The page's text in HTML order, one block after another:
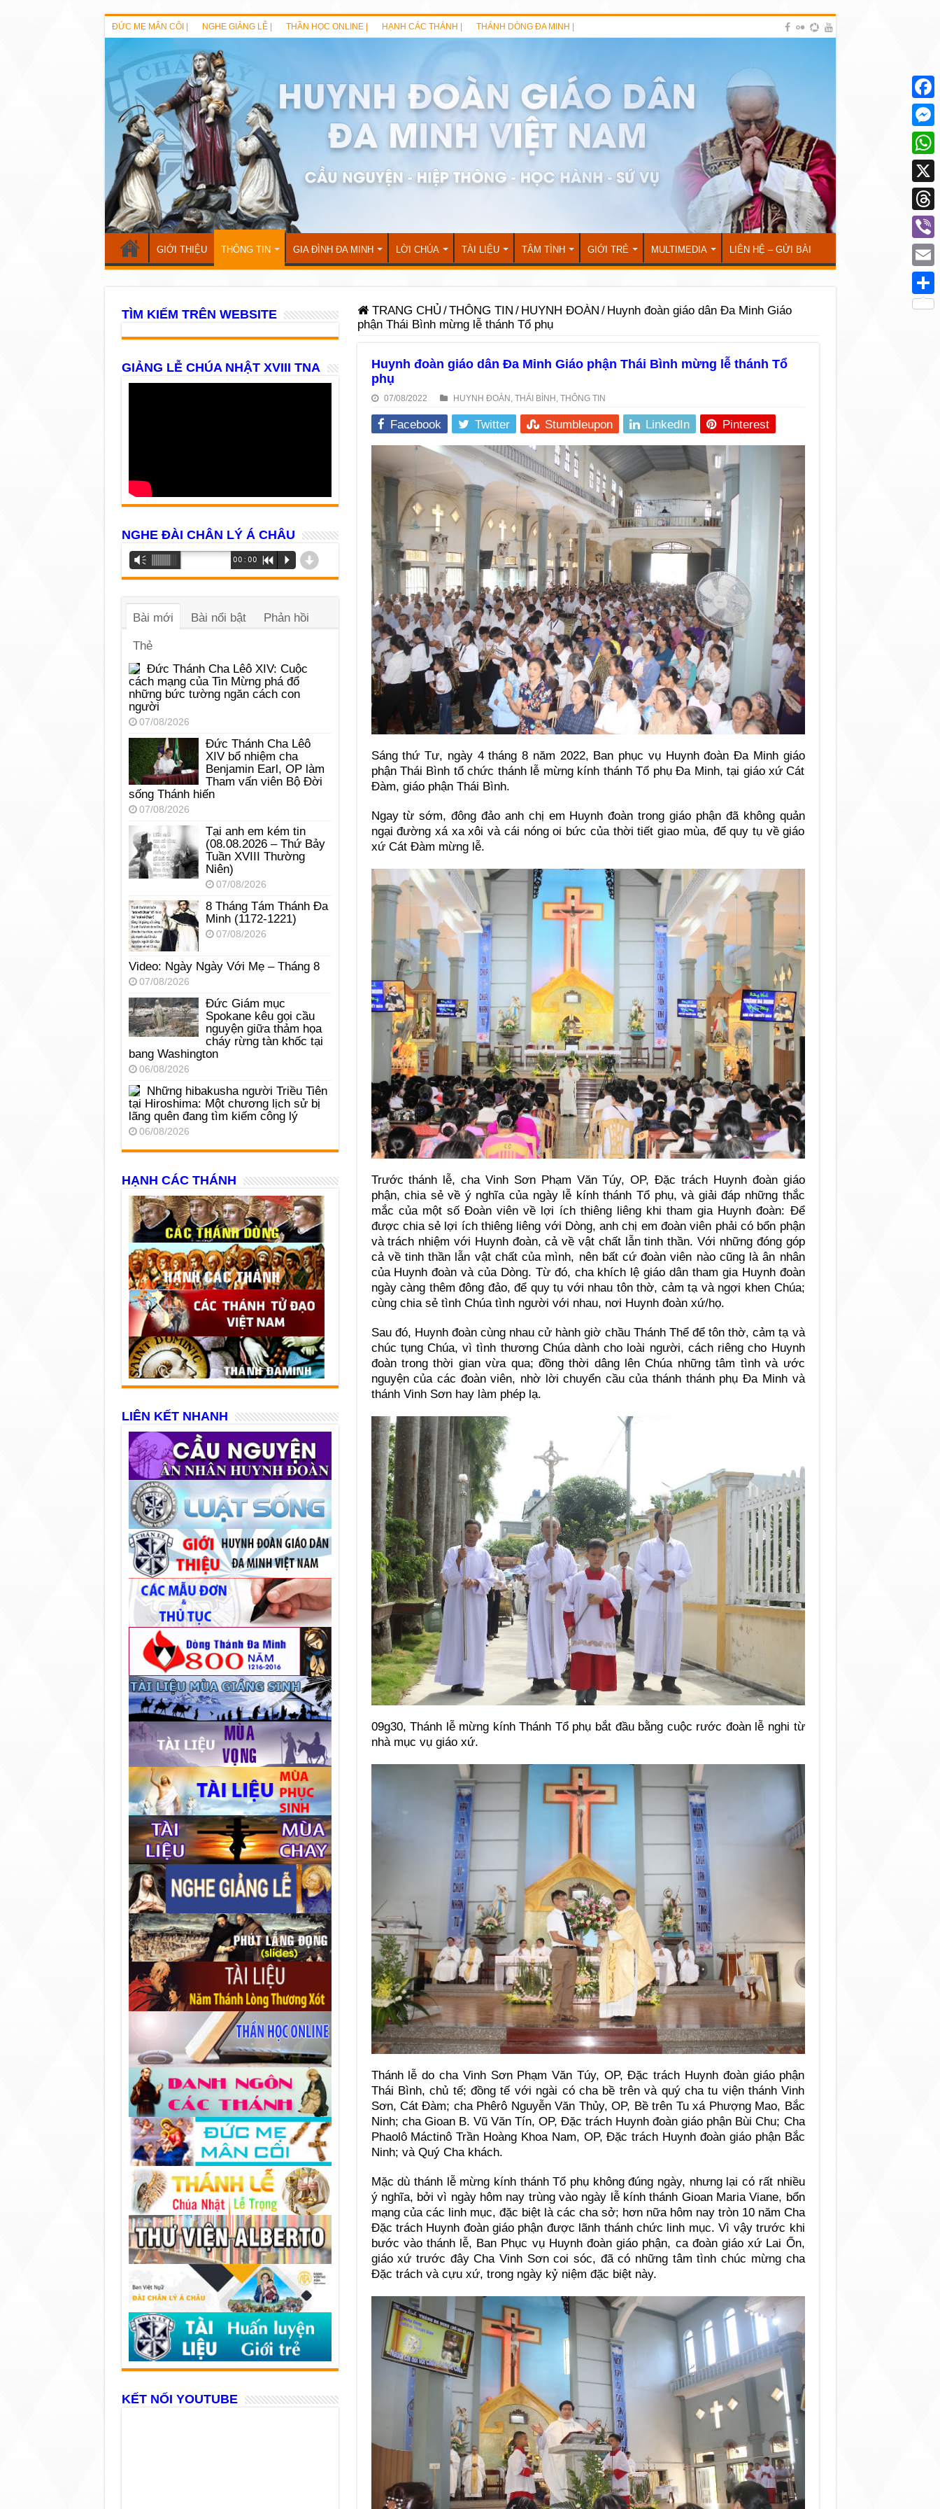
ĐỨC MẸ MÂN CÔI | NGHE GIẢNG LỄ | THẦN HỌC ONLINE | HẠNH CÁC THÁNH | THÁNH DÒNG ĐA MINH |
GIỚI THIỆU THÔNG TIN GIA ĐÌNH ĐA MINH LỜI CHÚA TÀI LIỆU TÂM TÌNH GIỚI TRẺ MULTIMEDIA LIÊN HỆ – GỬI BÀI
TRANG CHỦ /THÔNG TIN / HUYNH ĐOÀN / Huynh đoàn giáo dân Đa Minh Giáo
phận Thái Bình mừng lễ thánh Tổ phụ
Huynh đoàn giáo dân Đa Minh Giáo phận Thái Bình mừng lễ thánh Tổ
phụ
07/08/2022 HUYNH ĐOÀN , THÁI BÌNH , THÔNG TIN
Facebook Twitter Stumbleupon LinkedIn Pinterest
Sáng thứ Tư, ngày 4 tháng 8 năm 2022, Ban phục vụ Huynh đoàn Đa Minh giáo
phận Thái Bình tổ chức thánh lễ mừng kính thánh Tổ phụ Đa Minh, tại giáo xứ Cát
Đàm, giáo phận Thái Bình.
Ngay từ sớm, đông đảo anh chị em Huynh đoàn trong giáo phận đã không quản
ngại đường xá xa xôi và cái nóng oi bức của thời tiết giao mùa, để quy tụ về giáo
xứ Cát Đàm mừng lễ.
Trước thánh lễ, cha Vinh Sơn Phạm Văn Túy, OP, Đặc trách Huynh đoàn giáo
phận, chia sẻ về ý nghĩa của ngày lễ kính thánh Tổ phụ, và giải đáp những thắc
mắc của một số Đoàn viên về lợi ích thiêng liêng khi tham gia Huynh đoàn: Để
được chia sẻ lợi ích thiêng liêng với Dòng, anh chị em đoàn viên phải có bổn phận
và trách nhiệm với Huynh đoàn, cả về vật chất lẫn tinh thần. Với những đóng góp
cả về tinh thần lẫn vật chất của mình, nên bất cứ đoàn viên nào cũng là ân nhân
của Huynh đoàn và của Dòng. Từ đó, cha khích lệ giáo dân tham gia Huynh đoàn
ngày càng thêm đông đảo, để quy tụ với nhau tôn thờ, cảm tạ và ngợi khen Chúa;
cùng chia sẻ tình Chúa tình người với nhau, nơi Huynh đoàn xứ/họ.
Sau đó, Huynh đoàn cùng nhau cử hành giờ chầu Thánh Thể để tôn thờ, cảm tạ và
chúc tụng Chúa, vì tình thương Chúa dành cho loài người, cách riêng cho Huynh
đoàn trong thời gian vừa qua; đồng thời dâng lên Chúa những tâm tình và ước
nguyện của các đoàn viên, nhờ lời chuyển cầu của thánh thánh phụ Đa Minh và
thánh Vinh Sơn hay làm phép lạ.
09g30, Thánh lễ mừng kính Thánh Tổ phụ bắt đầu bằng cuộc rước đoàn lễ nghi từ
nhà mục vụ giáo xứ.
Thánh lễ do cha Vinh Sơn Phạm Văn Túy, OP, Đặc trách Huynh đoàn giáo phận
Thái Bình, chủ tế; đồng tế với ngài có cha bề trên và quý cha tu viện thánh Vinh
Sơn, Cát Đàm; cha Phêrô Nguyễn Văn Thủy, OP, Bề trên Tu xá Phượng Mao, Bắc
Ninh; cha Gioan B. Vũ Văn Tín, OP, Đặc trách Huynh đoàn giáo phận Bùi Chu; Cha
Phaolô Máctinô Trần Hoàng Khoa Nam, OP, Đặc trách Huynh đoàn giáo phận Bắc
Ninh; và Quý Cha khách.
Mặc dù thánh lễ mừng kính thánh Tổ phụ không đúng ngày, nhưng lại có rất nhiều
ý nghĩa, bởi vì ngày hôm nay trùng vào ngày lễ kính thánh Gioan Maria Viane, bổn
mạng của các linh mục, đặc biệt là các cha sở; hơn nữa hôm nay tròn 10 năm Cha
Đặc trách Huynh đoàn giáo phận được lãnh thánh chức linh mục. Vì vậy trước khi
bước vào thánh lễ, Ban Phục vụ Huynh đoàn giáo phận, ca đoàn giáo xứ Lai Ổn,
giáo xứ trước đây Cha Vinh Sơn coi sóc, đã có những tâm tình chúc mừng cha
Đặc trách và cựu xứ, trong ngày kỷ niệm đặc biệt này.
TÌM KIẾM TRÊN WEBSITE
GIẢNG LỄ CHÚA NHẬT XVIII TNA
NGHE ĐÀI CHÂN LÝ Á CHÂU
Trình
phát
âm
Vm 00:00 R P d
Bài mới Bài nổi bật Phản hồi
Thẻ
Đức Thánh Cha Lêô XIV: Cuộc
cách mạng của Tin Mừng phá đổ
những bức tường ngăn cách con
người
07/08/2026
Đức Thánh Cha Lêô
XIV bổ nhiệm cha
Benjamin Earl, OP làm
Tham vấn viên Bộ Đời
sống Thánh hiến
07/08/2026
Tại anh em kém tin
(08.08.2026 – Thứ Bảy
Tuần XVIII Thường
Niên)
07/08/2026
8 Tháng Tám Thánh Ða
Minh (1172-1221)
07/08/2026
Video: Ngày Ngày Với Mẹ – Tháng 8
07/08/2026
Đức Giám mục
Spokane kêu gọi cầu
nguyện giữa thảm họa
cháy rừng tàn khốc tại
bang Washington
06/08/2026
Những hibakusha người Triều Tiên
tại Hiroshima: Một chương lịch sử bị
lãng quên đang tìm kiếm công lý
06/08/2026
HẠNH CÁC THÁNH
LIÊN KẾT NHANH
KẾT NỐI YOUTUBE
X
Viber